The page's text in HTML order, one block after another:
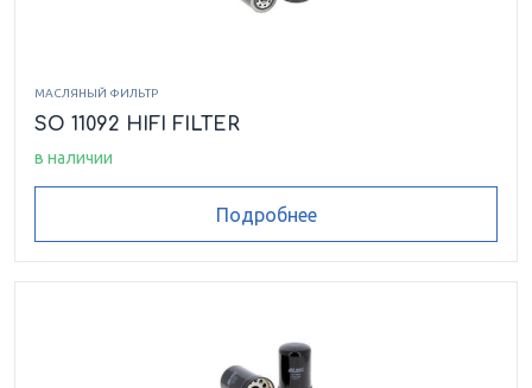
МАСЛЯНЫЙ ФИЛЬТР
SO 11092 HIFI FILTER
в наличии
Подробнее